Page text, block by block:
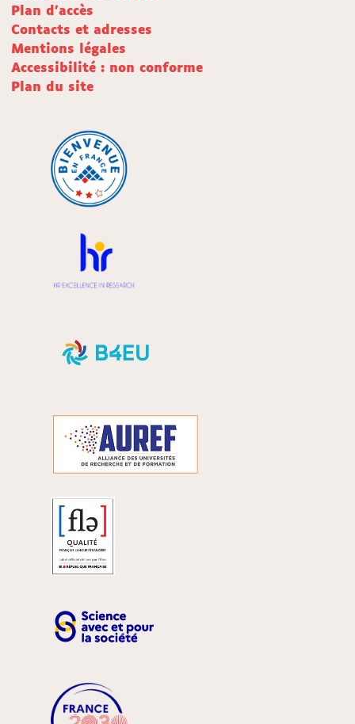
Plan d'accès
Contacts et adresses
Mentions légales
Accessibilité : non conforme
Plan du site